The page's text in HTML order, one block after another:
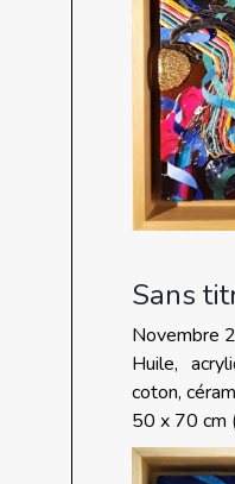
Sans
Novembre
Huile,
coton,
50 x 70 cm